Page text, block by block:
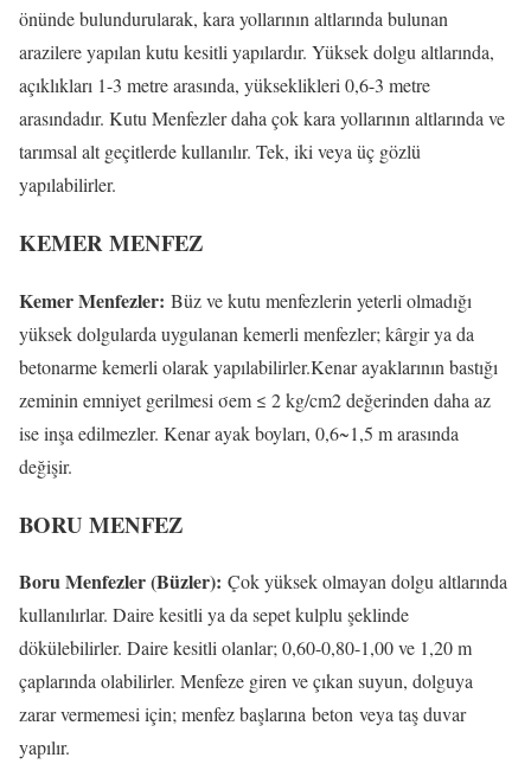
önünde bulundurularak, kara yollarının altlarında bulunan
arazilere yapılan kutu kesitli yapılardır. Yüksek dolgu altlarında,
açıklıkları 1-3 metre arasında, yükseklikleri 0,6-3 metre
arasındadır. Kutu Menfezler daha çok kara yollarının altlarında ve
tarımsal alt geçitlerde kullanılır. Tek, iki veya üç gözlü
yapılabilirler.
KEMER MENFEZ
Kemer Menfezler: Büz ve kutu menfezlerin yeterli olmadığı
yüksek dolgularda uygulanan kemerli menfezler; kârgir ya da
betonarme kemerli olarak yapılabilirler.Kenar ayaklarının bastığı
zeminin emniyet gerilmesi σem ≤ 2 kg/cm2 değerinden daha az
ise inşa edilmezler. Kenar ayak boyları, 0,6~1,5 m arasında
değişir.
BORU MENFEZ
Boru Menfezler (Büzler): Çok yüksek olmayan dolgu altlarında
kullanılırlar. Daire kesitli ya da sepet kulplu şeklinde
dökülebilirler. Daire kesitli olanlar; 0,60-0,80-1,00 ve 1,20 m
çaplarında olabilirler. Menfeze giren ve çıkan suyun, dolguya
zarar vermemesi için; menfez başlarına beton veya taş duvar
yapılır.